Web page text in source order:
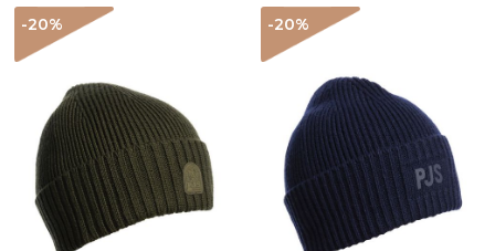
-20% -20%